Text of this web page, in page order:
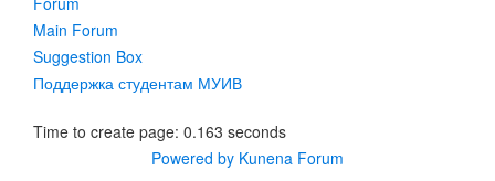
Main Forum
Suggestion Box
Поддержка студентам МУИВ
Time to create page: 0.163 seconds
Powered by Kunena Forum